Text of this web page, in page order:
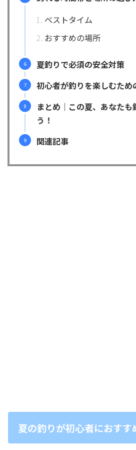
ベストタイム
おすすめの場所
夏釣りで必須の安全対策
初心者が釣りを楽しむため
まとめ｜この夏、あなたも
う！
関連記事
夏の釣りが初心者におすす